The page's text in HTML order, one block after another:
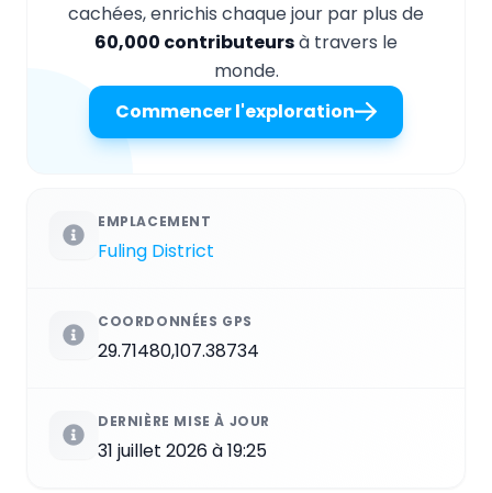
cachées, enrichis chaque jour par plus de
60,000 contributeursà travers le
monde.
Commencer l'exploration
EMPLACEMENT
Fuling District
COORDONNÉES GPS
29.71480,107.38734
DERNIÈRE MISE À JOUR
31 juillet 2026 à 19:25